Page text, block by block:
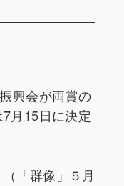
興会が両賞の
月15日に決定
「群像」５月